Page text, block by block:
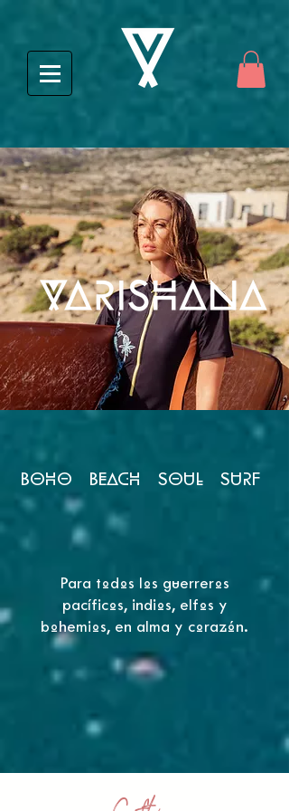
BOHO BEACH SOUL SURF
Para todos los guerreros
pacíficos, indios, elfos y
bohemios, en alma y corazón.